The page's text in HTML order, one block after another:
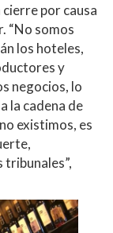
por causa
“No somos
los hoteles,
y
negocios, lo
la cadena de
existimos, es
tribunales”,